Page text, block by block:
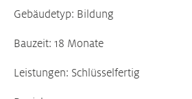
Gebäudetyp: Bildung
Bauzeit: 18 Monate
Leistungen: Schlüsselfertig